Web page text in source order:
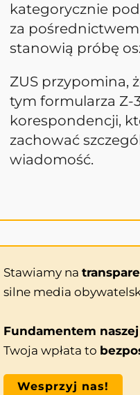
kategorycznie
za pośrednictwem
stanowią próbę
ZUS przypomina,
tym formularza Z-
korespondencji,
zachować
wiadomość.
Stawiamy na
silne media
Fundamentem
Twoja wpłata to
Wesprzyj nas!